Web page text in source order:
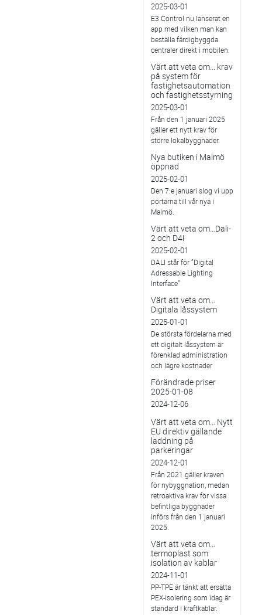
2025-03-01
E3 Control nu lanserat en
app med vilken man kan
beställa färdigbyggda
centraler direkt i mobilen.
Värt att veta om... krav
på system för
fastighetsautomation
och fastighetsstyrning
2025-03-01
Från den 1 januari 2025
gäller ett nytt krav för
större lokalbyggnader.
Nya butiken i Malmö
öppnad
2025-02-01
Den 7:e januari slog vi upp
portarna till vår nya i
Malmö.
Värt att veta om…Dali-
2 och D4i
2025-02-01
DALI står för ”Digital
Adressable Lighting
Interface”
Värt att veta om…
Digitala låssystem
2025-01-01
De största fördelarna med
ett digitalt låssystem är
förenklad administration
och lägre kostnader
Förändrade priser
2025-01-08
2024-12-06
Värt att veta om… Nytt
EU direktiv gällande
laddning på
parkeringar
2024-12-01
Från 2021 gäller kraven
för nybyggnation, medan
retroaktiva krav för vissa
befintliga byggnader
införs från den 1 januari
2025.
Värt att veta om…
termoplast som
isolation av kablar
2024-11-01
PP-TPE är tänkt att ersätta
PEX-isolering som idag är
standard i kraftkablar.